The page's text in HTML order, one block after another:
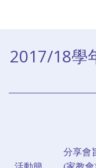
2017/18學
分享會